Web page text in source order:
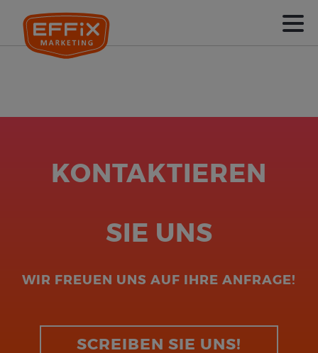
KONTAKTIEREN
SIE UNS
WIR FREUEN UNS AUF IHRE ANFRAGE!
SCREIBEN SIE UNS!